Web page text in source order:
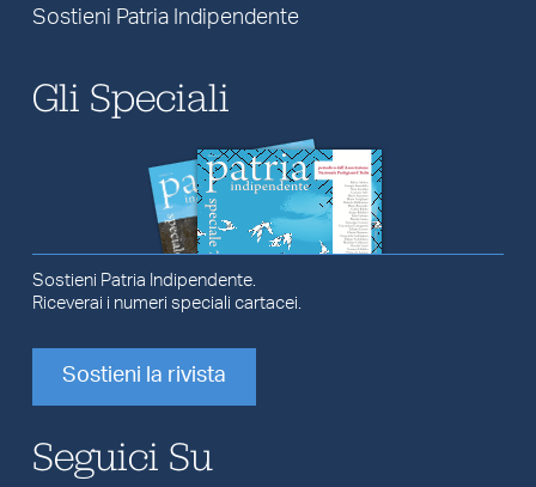
Sostieni Patria Indipendente
Gli Speciali
Sostieni Patria Indipendente.
Riceverai i numeri speciali cartacei.
Sostieni la rivista
Seguici Su